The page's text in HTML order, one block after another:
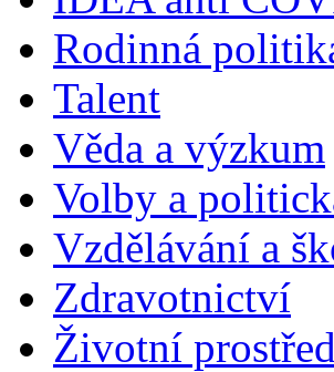
Rodinná
Talent
Věda a výzkum
Volby a
Vzdělávání a
Zdravotnictví
Životní